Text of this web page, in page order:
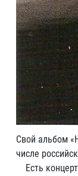
Свой альбом
числе
Есть